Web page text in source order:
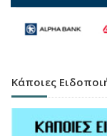
Κάποιες